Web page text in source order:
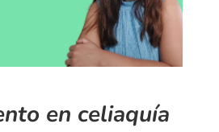
en celiaquía